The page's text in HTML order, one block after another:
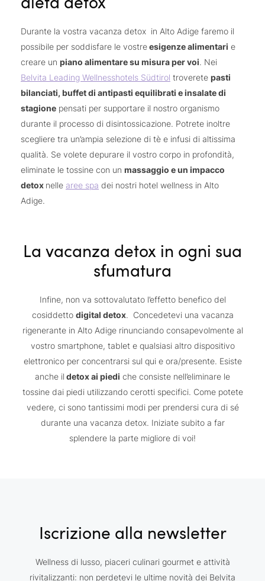
Durante la vostra vacanza detox in Alto Adige faremo il
possibile per soddisfare le vostreesigenze alimentari e
creare un piano alimentare su misura per voi. Nei
Belvita Leading Wellnesshotels Südtirol troverete pasti
bilanciati, buffet di antipasti equilibrati e insalate di
stagione pensati per supportare il nostro organismo
durante il processo di disintossicazione. Potrete inoltre
scegliere tra un’ampia selezione di tè e infusi di altissima
qualità. Se volete depurare il vostro corpo in profondità,
eliminate le tossine con un massaggio e un impacco
detox nelle aree spa dei nostri hotel wellness in Alto
Adige.
La vacanza detox in ogni sua
sfumatura
Infine, non va sottovalutato l’effetto benefico del
cosiddetto digital detox. Concedetevi una vacanza
rigenerante in Alto Adige rinunciando consapevolmente al
vostro smartphone, tablet e qualsiasi altro dispositivo
elettronico per concentrarsi sul qui e ora/presente. Esiste
anche il detox ai piedi che consiste nell’eliminare le
tossine dai piedi utilizzando cerotti specifici. Come potete
vedere, ci sono tantissimi modi per prendersi cura di sé
durante una vacanza detox. Iniziate subito a far
splendere la parte migliore di voi!
Iscrizione alla newsletter
Wellness di lusso, piaceri culinari gourmet e attività
rivitalizzanti: non perdetevi le ultime novità dei Belvita